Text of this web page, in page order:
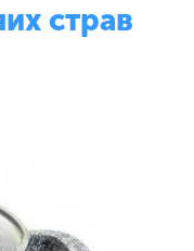
страв